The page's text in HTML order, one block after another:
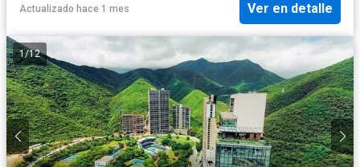
Actualizado hace 1 mes Ver en detalle
1/12